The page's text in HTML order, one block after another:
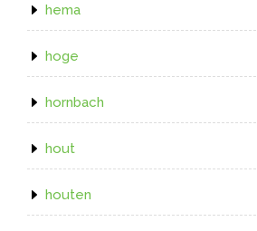
hema
hoge
hornbach
hout
houten